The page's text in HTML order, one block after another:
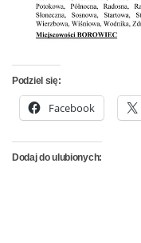
Podziel się:
Facebook
Dodaj do ulubionych: